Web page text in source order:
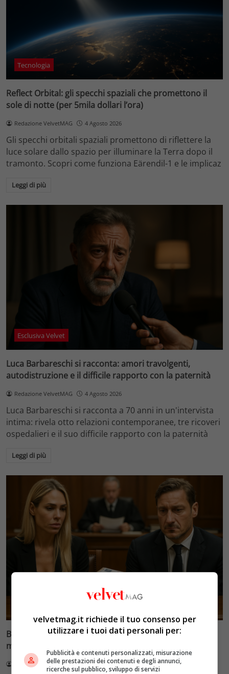
Tecnologia
Reflect Orbital: gli specchi spaziali che promettono il
sole di notte (per 5mila dollari l’ora)
Redazione VelvetMAG 4 Agosto 2026
Gli specchi orbitali spaziali promettono di riflettere la
luce solare dallo spazio per illuminare la Terra dopo il
tramonto. Scopri come funziona Eärendil-1 e le implicaz
Leggi di più
Esclusiva Velvet
Luca Barbareschi si racconta: amori travolgenti,
autodistruzione e il difficile rapporto con la paternità
Redazione VelvetMAG 4 Agosto 2026
Luca Barbareschi si racconta a 70 anni in un'intervista
intima: rivela otto relazioni contemporanee, tre ricoveri
ospedalieri e il suo difficile rapporto con la paternità
Leggi di più
Blasi vs Totti: il giudice riduce l’assegno di
mantenimento a 10.900 euro
Redazione VelvetMAG 4 Agosto 2026
velvetmag.it richiede il tuo consenso per
utilizzare i tuoi dati personali per:
Pubblicità e contenuti personalizzati, misurazione
delle prestazioni dei contenuti e degli annunci,
ricerche sul pubblico, sviluppo di servizi